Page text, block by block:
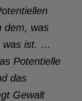
dem, was
was ist. …
Potentielle
das
Gewalt